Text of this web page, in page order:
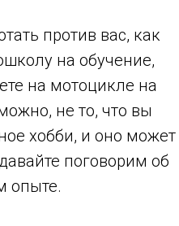
против вас, как
на обучение,
на мотоцикле на
не то, что вы
хобби, и оно может
поговорим об
опыте.